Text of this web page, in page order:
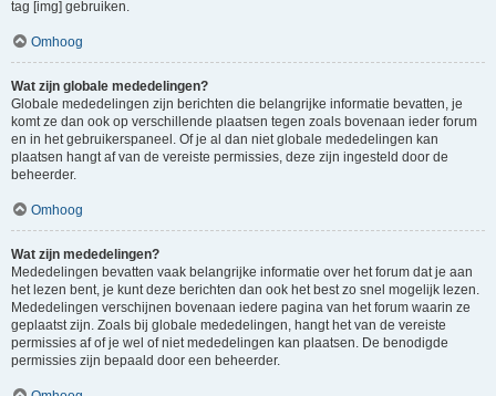
tag [img] gebruiken.
Omhoog
Wat zijn globale mededelingen?
Globale mededelingen zijn berichten die belangrijke informatie bevatten, je
komt ze dan ook op verschillende plaatsen tegen zoals bovenaan ieder forum
en in het gebruikerspaneel. Of je al dan niet globale mededelingen kan
plaatsen hangt af van de vereiste permissies, deze zijn ingesteld door de
beheerder.
Omhoog
Wat zijn mededelingen?
Mededelingen bevatten vaak belangrijke informatie over het forum dat je aan
het lezen bent, je kunt deze berichten dan ook het best zo snel mogelijk lezen.
Mededelingen verschijnen bovenaan iedere pagina van het forum waarin ze
geplaatst zijn. Zoals bij globale mededelingen, hangt het van de vereiste
permissies af of je wel of niet mededelingen kan plaatsen. De benodigde
permissies zijn bepaald door een beheerder.